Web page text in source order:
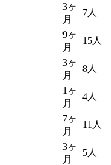
3ヶ
月
7人
9ヶ
月
15人
3ヶ
月
8人
1ヶ
月
4人
7ヶ
月
11人
3ヶ
月
5人